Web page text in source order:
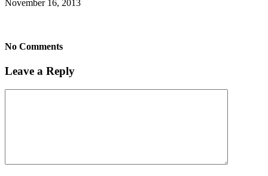
November 16, 2013
No Comments
Leave a Reply